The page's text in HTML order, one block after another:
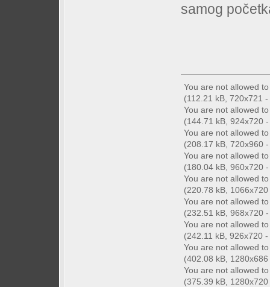
samog
You are not allowed
(112.21 kB, 720x721
You are not allowed
(144.71 kB, 924x720
You are not allowed
(208.17 kB, 720x960
You are not allowed
(180.04 kB, 960x720
You are not allowed
(220.78 kB,
You are not allowed
(232.51 kB, 968x720
You are not allowed
(242.11 kB, 926x720
You are not allowed
(402.08 kB,
You are not allowed
(375.39 kB,